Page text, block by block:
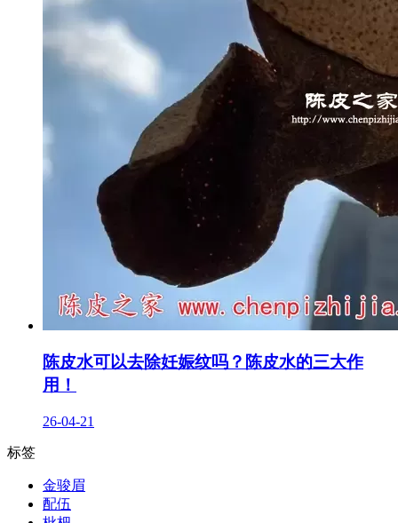
陈皮水可以去除妊娠纹吗？陈皮水的三大作
用！
26-04-21
标签
金骏眉
配伍